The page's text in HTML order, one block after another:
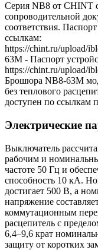
Серия NB8 от CHINT
сопроводительной
соответствия.
ссылкам:
https://chint.ru/upload/
63M - Паспорт
https://chint.ru/upload/
Брошюра NB8-63M
без теплового
доступен по ссылкам
Электрические
Выключатель
рабочим и
частоте 50 Гц и
способность 10 кА.
достигает 500 В, а
напряжение
коммутационным
расцепитель с
6,4–9,6 крат
защиту от коротких